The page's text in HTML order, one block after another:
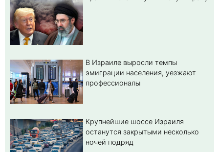
В Израиле выросли темпы
эмиграции населения, уезжают
профессионалы
Крупнейшие шоссе Израиля
останутся закрытыми несколько
ночей подряд